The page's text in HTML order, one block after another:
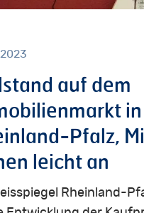
auf dem
in
Pfalz,
leicht an
Rheinland-